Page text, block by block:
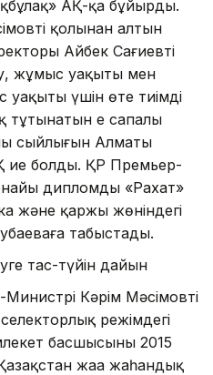
АҚ-қа бұйырды.
қолынан алтын
Айбек Сағиевтің
жұмыс уақыты мен
уақыты үшін өте тиімді
тұтынатын ең сапалы
сыйлығын Алматы
ие болды. ҚР Премьер-
дипломды «Рахат»
және қаржы жөніндегі
табыстады.
тас-түйін дайын
Кәрім Мәсімовтің
режімдегі
басшысының 2015
жаңа жаһандық